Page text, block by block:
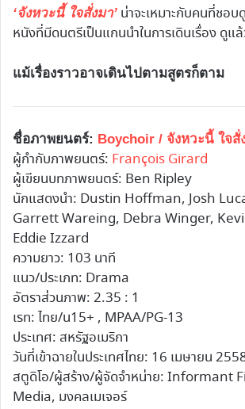
‘จังหวะนี้ ใจสั่งมา’ น่าจะเหมาะกับคนที่ชอ
หนังที่มีดนตรีเป็นแกนนำในการเดินเรื่อง ดูแ
แม้เรื่องราวอาจเดินไปตามสูตรก็ตาม
ชื่อภาพยนตร์: Boychoir / จังหวะนี้ ใจสั่
ผู้กำกับภาพยนตร์: François Girard
ผู้เขียนบทภาพยนตร์: Ben Ripley
นักแสดงนำ: Dustin Hoffman, Josh
Garrett Wareing, Debra Winger,
Eddie Izzard
ความยาว: 103 นาที
แนว/ประเภท: Drama
อัตราส่วนภาพ: 2.35 : 1
เรท: ไทย/น15+ , MPAA/PG-13
ประเทศ: สหรัฐอเมริกา
วันที่เข้าฉายในประเทศไทย: 16 เมษายน
สตูดิโอ/ผู้สร้าง/ผู้จัดจำหน่าย: Informant
Media, มงคลเมเจอร์